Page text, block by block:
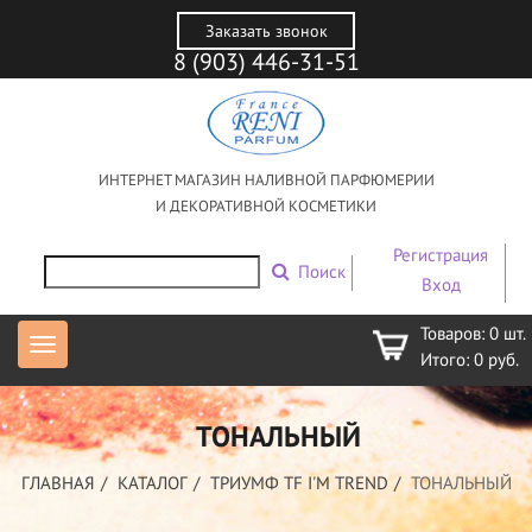
Заказать звонок
8 (903) 446-31-51
ИНТЕРНЕТ МАГАЗИН НАЛИВНОЙ ПАРФЮМЕРИИ
И ДЕКОРАТИВНОЙ КОСМЕТИКИ
Поиск
Регистрация
Вход
Товаров: 0 шт.
Итого: 0 руб.
ТОНАЛЬНЫЙ
ГЛАВНАЯ КАТАЛОГ ТРИУМФ TF I'M TREND ТОНАЛЬНЫЙ